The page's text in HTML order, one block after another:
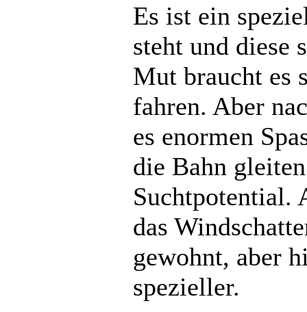
Es ist ein
steht und diese
Mut braucht es
fahren. Aber
es enormen
die Bahn
Suchtpotential.
das
gewohnt, aber
spezieller.